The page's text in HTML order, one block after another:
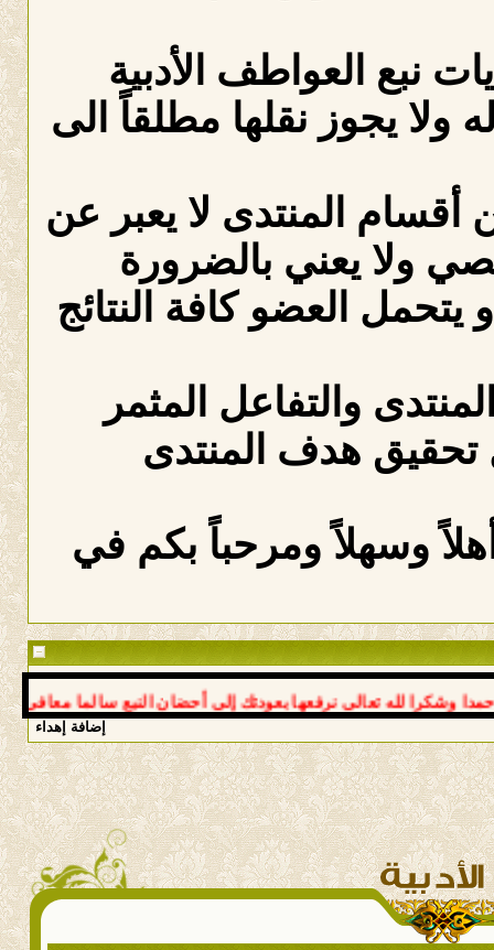
نبع العواطف الأدبية
ولا يجوز نقلها مطلقاً الى
المنتدى لا يعبر عن
ولا يعني بالضرورة
العضو كافة النتائج
والتفاعل المثمر
هدف المنتدى
وسهلاً ومرحباً بكم في
لله تعالى نرفعها بعودتك إلى أحضان النبع سالما معافى د
إضافة إهداء